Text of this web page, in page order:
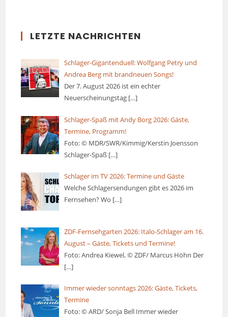
LETZTE NACHRICHTEN
Schlager-Gigantenduell: Wolfgang Petry und
Andrea Berg mit brandneuen Songs!
Der 7. August 2026 ist ein echter
Neuerscheinungstag […]
Schlager-Spaß mit Andy Borg 2026: Gäste,
Termine, Programm!
Foto: © MDR/SWR/Kimmig/Kerstin Joensson
Schlager-Spaß […]
Schlager im TV 2026: Termine und Gäste
Welche Schlagersendungen gibt es 2026 im
Fernsehen? Wo […]
ZDF-Fernsehgarten 2026: Italo-Schlager am 16.
August – Gäste, Tickets und Termine!
Foto: Andrea Kiewel, © ZDF/ Marcus Höhn Der
[…]
Immer wieder sonntags 2026: Gäste, Tickets,
Termine
Foto: © ARD/ Sonja Bell Immer wieder